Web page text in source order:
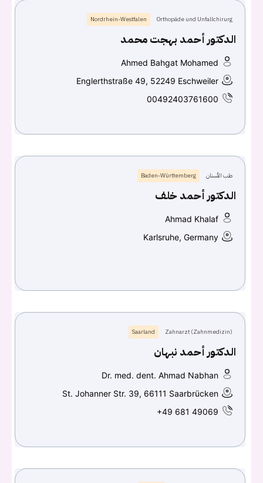
تسجيل الدخول
اسم المستخدم أو البريد الالكتروني
تسجيل الدخول
Don't have an account?
Facebook
Orthopäde und Unfallchirurg
Nordrhein-Westfalen
الدكتور أحمد بهجت محمد
Ahmed Bahgat Mohamed
Englerthstraße 49, 52249 Eschweiler
00492403761600
طب الأسنان Baden-Württemberg
الدكتور أحمد خلف
Ahmad Khalaf
Karlsruhe, Germany
Zahnarzt (Zahnmedizin)
Saarland
الدكتور أحمد نبهان
Dr. med. dent. Ahmad Nabhan
St. Johanner Str. 39, 66111 Saarbrücken
+49 681 49069